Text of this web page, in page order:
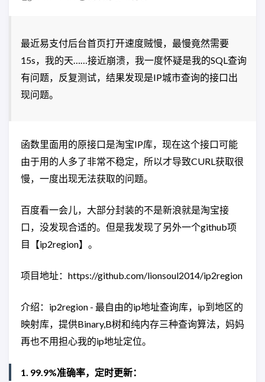
最近易支付后台首页打开速度贼慢，最慢竟然需要
15s，我的天……接近崩溃，我一度怀疑是我的SQL查询
有问题，反复测试，结果发现是IP城市查询的接口出
现问题。
函数里面用的原接口是淘宝IP库，现在这个接口可能
由于用的人多了非常不稳定，所以才导致CURL获取很
慢，一度出现无法获取的问题。
百度看一会儿，大部分封装的不是新浪就是淘宝接
口，没发现合适的。但是我发现了另外一个github项
目【ip2region】。
项目地址：https://github.com/lionsoul2014/ip2region
介绍：ip2region - 最自由的ip地址查询库，ip到地区的
映射库，提供Binary,B树和纯内存三种查询算法，妈妈
再也不用担心我的ip地址定位。
1. 99.9%准确率，定时更新：